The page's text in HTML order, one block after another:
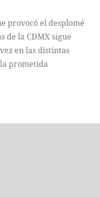
provocó el desplomé
de la CDMX sigue
en las distintas
prometida